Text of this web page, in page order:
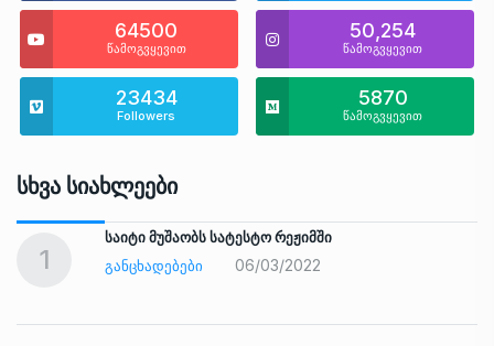
64500
წამოგვყევით
50,254
წამოგვყევით
23434
Followers
5870
წამოგვყევით
Სხვა Სიახლეები
1
საიტი მუშაობს სატესტო რეჟიმში
ᲒᲐᲜᲪᲮᲐᲓᲔᲑᲔᲑᲘ
06/03/2022